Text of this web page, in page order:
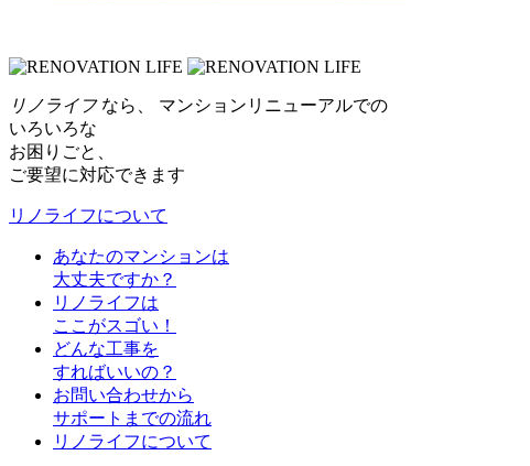
リノライフなら、 マンションリニューアルでの
いろいろな
お困りごと、
ご要望に対応できます
リノライフについて
あなたのマンションは
大丈夫ですか？
リノライフは
ここがスゴい！
どんな工事を
すればいいの？
お問い合わせから
サポートまでの流れ
リノライフについて